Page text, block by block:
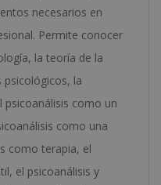
necesarios en
Permite conocer
la teoría de la
la
psicoanálisis como un
como una
como terapia, el
el psicoanálisis y